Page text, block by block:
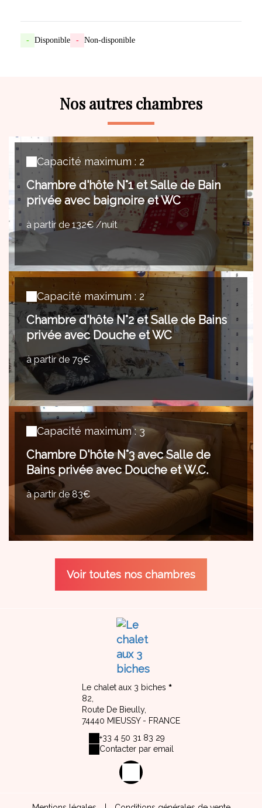
- Disponible - Non-disponible
Nos autres chambres
Capacité maximum : 2
Chambre d'hôte N°1 et Salle de Bain
privée avec baignoire et WC
à partir de 132€ /nuit
Capacité maximum : 2
Chambre d'hôte N°2 et Salle de Bains
privée avec Douche et WC
à partir de 79€
Capacité maximum : 3
Chambre D'hôte N°3 avec Salle de
Bains privée avec Douche et W.C.
à partir de 83€
Voir toutes nos chambres
Le chalet aux 3 biches
82,
Route De Bieully,
74440 MIEUSSY - FRANCE
+33 4 50 31 83 29
Contacter par email